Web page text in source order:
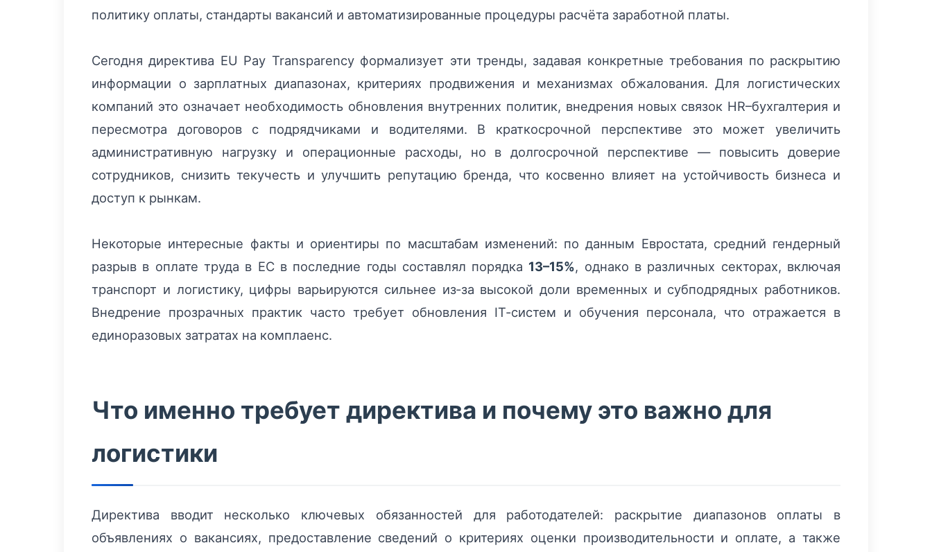
политику оплаты, стандарты вакансий и автоматизированные процедуры расчёта заработной платы.
Сегодня директива EU Pay Transparency формализует эти тренды, задавая конкретные требования по раскрытию
информации о зарплатных диапазонах, критериях продвижения и механизмах обжалования. Для логистических
компаний это означает необходимость обновления внутренних политик, внедрения новых связок HR–бухгалтерия и
пересмотра договоров с подрядчиками и водителями. В краткосрочной перспективе это может увеличить
административную нагрузку и операционные расходы, но в долгосрочной перспективе — повысить доверие
сотрудников, снизить текучесть и улучшить репутацию бренда, что косвенно влияет на устойчивость бизнеса и
доступ к рынкам.
Некоторые интересные факты и ориентиры по масштабам изменений: по данным Евростата, средний гендерный
разрыв в оплате труда в ЕС в последние годы составлял порядка 13–15%, однако в различных секторах, включая
транспорт и логистику, цифры варьируются сильнее из‑за высокой доли временных и субподрядных работников.
Внедрение прозрачных практик часто требует обновления IT‑систем и обучения персонала, что отражается в
единоразовых затратах на комплаенс.
Что именно требует директива и почему это важно для
логистики
Директива вводит несколько ключевых обязанностей для работодателей: раскрытие диапазонов оплаты в
объявлениях о вакансиях, предоставление сведений о критериях оценки производительности и оплате, а также